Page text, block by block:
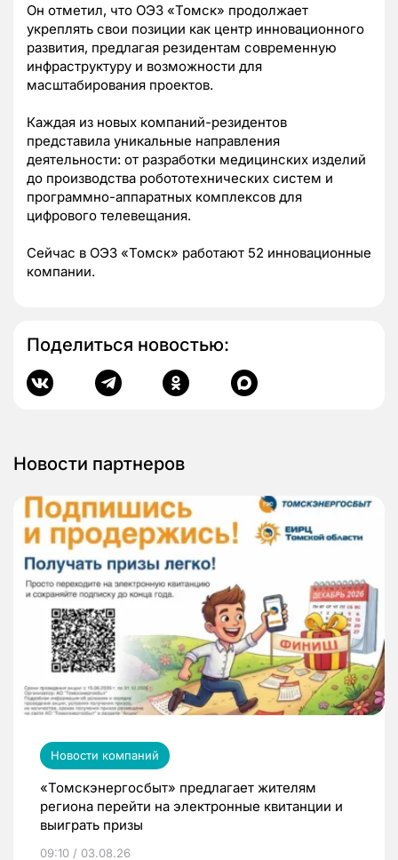
Он отметил, что ОЭЗ «Томск» продолжает
укреплять свои позиции как центр инновационного
развития, предлагая резидентам современную
инфраструктуру и возможности для
масштабирования проектов.
Каждая из новых компаний-резидентов
представила уникальные направления
деятельности: от разработки медицинских изделий
до производства робототехнических систем и
программно-аппаратных комплексов для
цифрового телевещания.
Сейчас в ОЭЗ «Томск» работают 52 инновационные
компании.
Поделиться новостью:
Новости партнеров
Новости компаний
«Томскэнергосбыт» предлагает жителям
региона перейти на электронные квитанции и
выиграть призы
09:10 / 03.08.26